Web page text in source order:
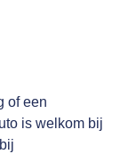
of een
is welkom bij